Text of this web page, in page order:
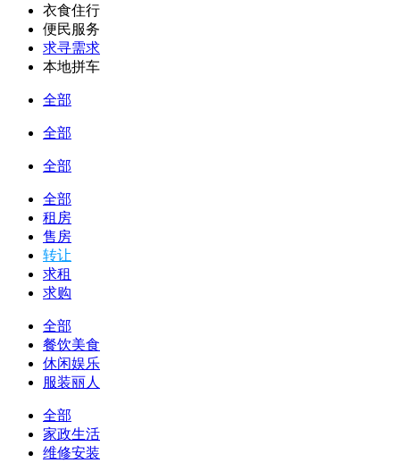
衣食住行
便民服务
求寻需求
本地拼车
全部
全部
全部
全部
租房
售房
转让
求租
求购
全部
餐饮美食
休闲娱乐
服装丽人
全部
家政生活
维修安装